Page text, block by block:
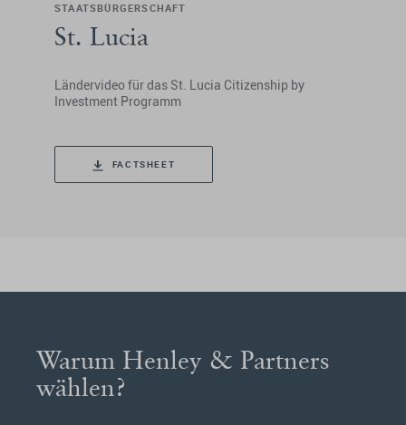
STAATSBÜRGERSCHAFT
St. Lucia
Ländervideo für das St. Lucia Citizenship by
Investment Programm
FACTSHEET
Warum Henley & Partners
wählen?